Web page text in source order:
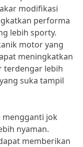
modifikasi
performa
lebih sporty.
motor yang
meningkatkan
terdengar lebih
suka tampil
mengganti jok
nyaman.
memberikan